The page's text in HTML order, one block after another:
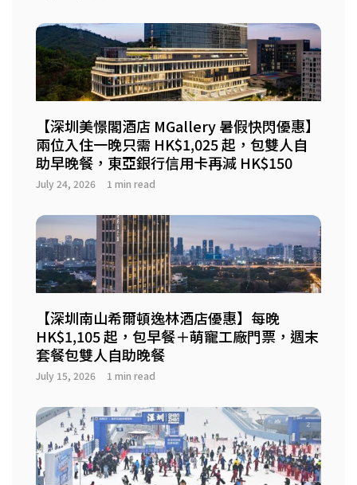
【深圳美憬閣酒店 MGallery 暑假快閃優惠】
兩位入住一晚只需 HK$1,025 起，包雙人自
助早晚餐，東亞銀行信用卡再減 HK$150
July 24, 2026 1 min read
【深圳南山希爾頓逸林酒店優惠】每晚
HK$1,105 起，包早餐＋萌寵工廠門票，週末
套餐包雙人自助晚餐
July 15, 2026 1 min read